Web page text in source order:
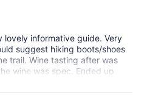
lovely informative guide. Very
suggest hiking boots/shoes
trail. Wine tasting after was
wine was spec. Ended up
which was really yummy!
way to see the rolling hills
crowds!